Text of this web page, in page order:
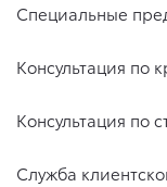
Специальные
Консультация по
Консультация по
Служба